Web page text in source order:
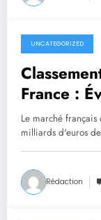
juillet 1, 2026
UNCATEGORIZED
France :
2026
Le marché
milliards d'euros
Rédaction